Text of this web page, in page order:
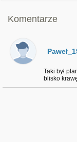
Komentarze
Taki był
blisko